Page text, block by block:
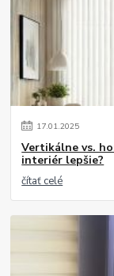
17.01.2025
Vertikálne vs.
interiér lepšie?
čítať celé